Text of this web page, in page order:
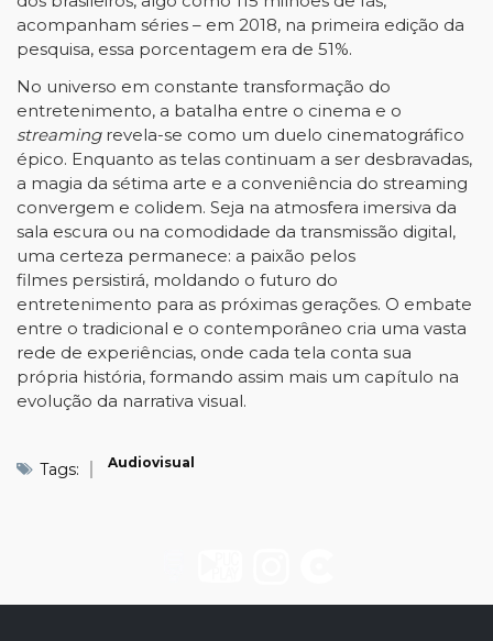
acompanham séries – em 2018, na primeira edição da
pesquisa, essa porcentagem era de 51%.
No universo em constante transformação do
entretenimento, a batalha entre o cinema e o
streamingrevela-se como um duelo cinematográfico
épico. Enquanto as telas continuam a ser desbravadas,
a magia da sétima arte e a conveniência do streaming
convergem e colidem. Seja na atmosfera imersiva da
sala escura ou na comodidade da transmissão digital,
uma certeza permanece: a paixão pelos
filmes persistirá, moldando o futuro do
entretenimento para as próximas gerações. O embate
entre o tradicional e o contemporâneo cria uma vasta
rede de experiências, onde cada tela conta sua
própria história, formando assim mais um capítulo na
evolução da narrativa visual.
Tags: Audiovisual